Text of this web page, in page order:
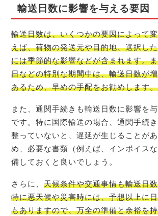
輸送日数に影響を与える要因
輸送日数は、いくつかの要因によって
えば、荷物の発送元や目的地、選択し
には季節的な影響などが含まれます。
日などの特別な期間中は、輸送日数が
あるため、早めの手配をお勧めします。
また、通関手続きも輸送日数に影響を
です。特に国際輸送の場合、通関手続
整っていないと、遅延が生じることが
め、必要な書類（例えば、インボイス
備しておくと良いでしょう。
さらに、天候条件や交通事情も輸送日
特に悪天候や災害時には、予想以上に
もありますので、万全の準備と余裕を